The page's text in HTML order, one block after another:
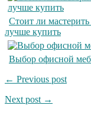
Стоит ли
лучше купить
Выбор офисной
← Previous post
Next post →